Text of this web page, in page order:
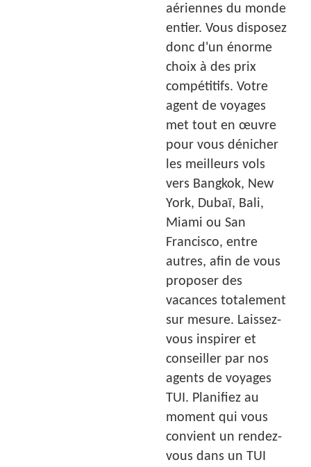
aériennes du monde
entier. Vous disposez
donc d'un énorme
choix à des prix
compétitifs. Votre
agent de voyages
met tout en œuvre
pour vous dénicher
les meilleurs vols
vers Bangkok, New
York, Dubaï, Bali,
Miami ou San
Francisco, entre
autres, afin de vous
proposer des
vacances totalement
sur mesure. Laissez-
vous inspirer et
conseiller par nos
agents de voyages
TUI. Planifiez au
moment qui vous
convient un rendez-
vous dans un TUI